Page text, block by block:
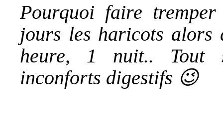
Pourquoi faire
jours les haricots alors
heure, 1 nuit.. Tout
inconforts digestifs 😉